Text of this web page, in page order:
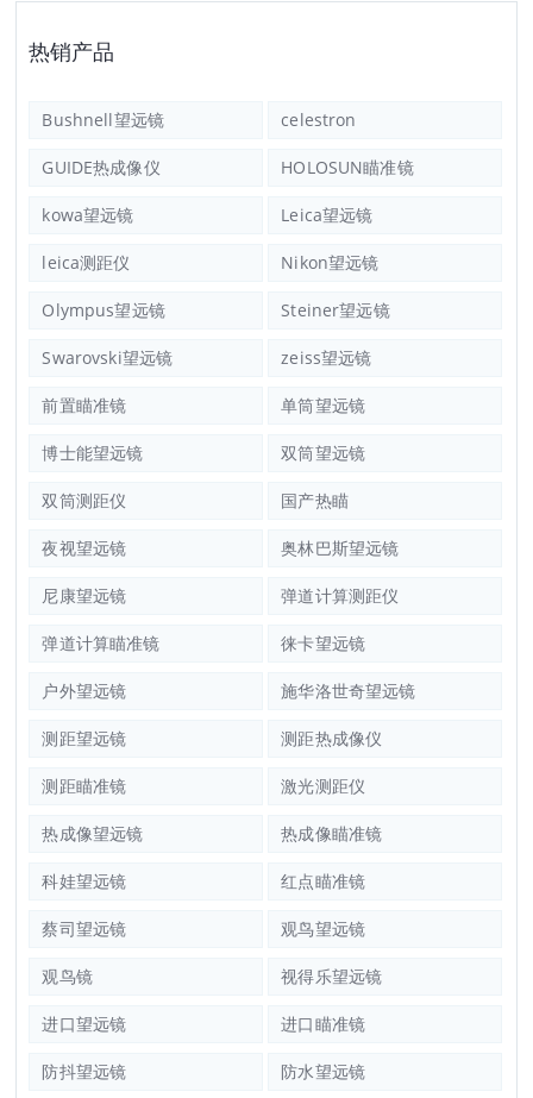
热销产品
Bushnell望远镜 celestron
GUIDE热成像仪 HOLOSUN瞄准镜
kowa望远镜 Leica望远镜
leica测距仪 Nikon望远镜
Olympus望远镜 Steiner望远镜
Swarovski望远镜 zeiss望远镜
前置瞄准镜 单筒望远镜
博士能望远镜 双筒望远镜
双筒测距仪 国产热瞄
夜视望远镜 奥林巴斯望远镜
尼康望远镜 弹道计算测距仪
弹道计算瞄准镜 徕卡望远镜
户外望远镜 施华洛世奇望远镜
测距望远镜 测距热成像仪
测距瞄准镜 激光测距仪
热成像望远镜 热成像瞄准镜
科娃望远镜 红点瞄准镜
蔡司望远镜 观鸟望远镜
观鸟镜 视得乐望远镜
进口望远镜 进口瞄准镜
防抖望远镜 防水望远镜